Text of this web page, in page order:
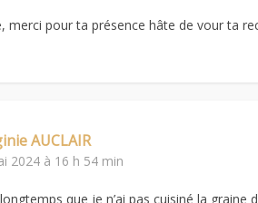
merci pour ta présence hâte de vour ta
AUCLAIR
2024 à 16 h 54 min
que je n’ai pas cuisiné la graine